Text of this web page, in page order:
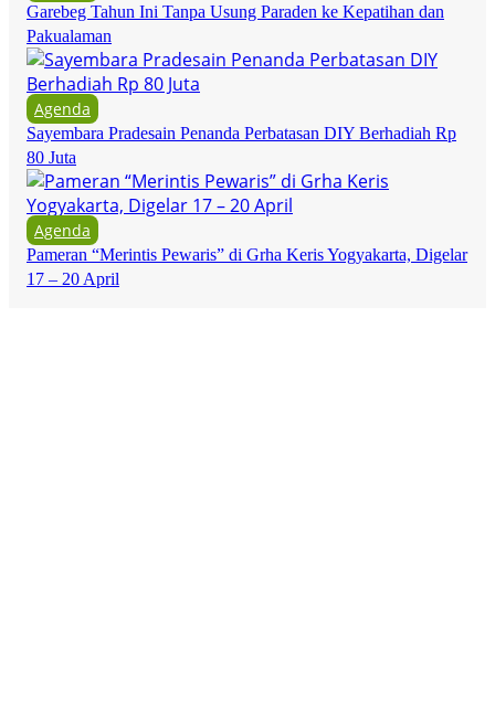
Garebeg Tahun Ini Tanpa Usung Paraden ke Kepatihan dan
Pakualaman
Agenda
Sayembara Pradesain Penanda Perbatasan DIY Berhadiah Rp
80 Juta
Agenda
Pameran “Merintis Pewaris” di Grha Keris Yogyakarta, Digelar
17 – 20 April